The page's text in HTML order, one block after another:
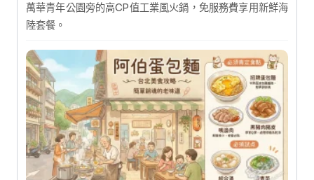
萬華青年公園旁的高CP值工業風火鍋，免服務費享用新鮮海
陸套餐。